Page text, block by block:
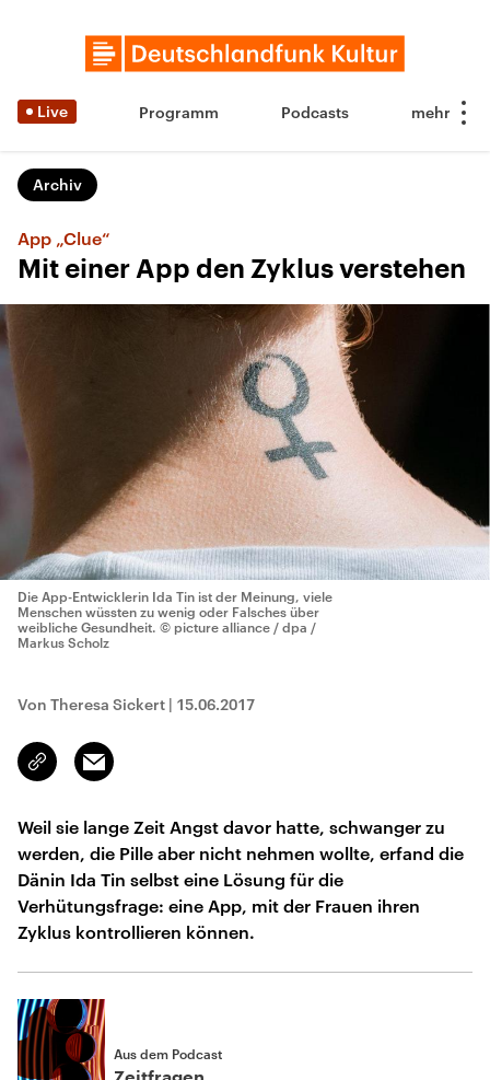
Live Programm Podcasts
Archiv
App „Clue“
Mit einer App den Zyklus verstehen
Die App-Entwicklerin Ida Tin ist der Meinung, viele
Menschen wüssten zu wenig oder Falsches über
weibliche Gesundheit. © picture alliance / dpa /
Markus Scholz
Von Theresa Sickert | 15.06.2017
Link
kopieren/teilen
Email
Weil sie lange Zeit Angst davor hatte, schwanger zu
werden, die Pille aber nicht nehmen wollte, erfand die
Dänin Ida Tin selbst eine Lösung für die
Verhütungsfrage: eine App, mit der Frauen ihren
Zyklus kontrollieren können.
Aus dem Podcast